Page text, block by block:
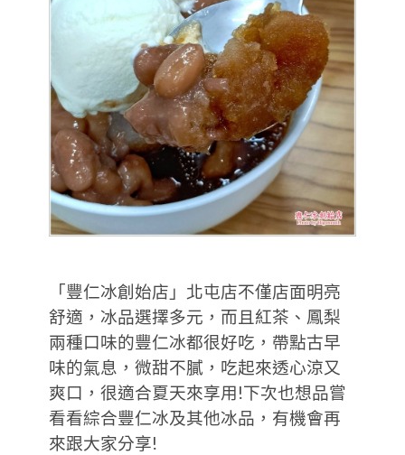
「豐仁冰創始店」北屯店不僅店面明亮
舒適，冰品選擇多元，而且紅茶、鳳梨
兩種口味的豐仁冰都很好吃，帶點古早
味的氣息，微甜不膩，吃起來透心涼又
爽口，很適合夏天來享用!下次也想品嘗
看看綜合豐仁冰及其他冰品，有機會再
來跟大家分享!